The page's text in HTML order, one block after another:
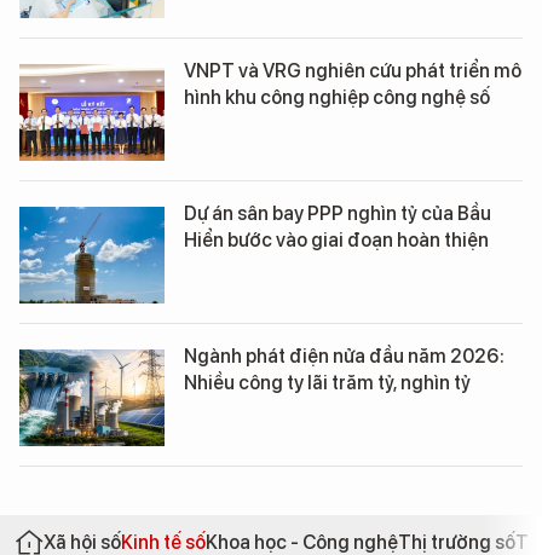
VNPT và VRG nghiên cứu phát triển mô
hình khu công nghiệp công nghệ số
Dự án sân bay PPP nghìn tỷ của Bầu
Hiển bước vào giai đoạn hoàn thiện
Ngành phát điện nửa đầu năm 2026:
Nhiều công ty lãi trăm tỷ, nghìn tỷ
Xã hội sốKinh tế sốKhoa học - Công nghệThị trường số